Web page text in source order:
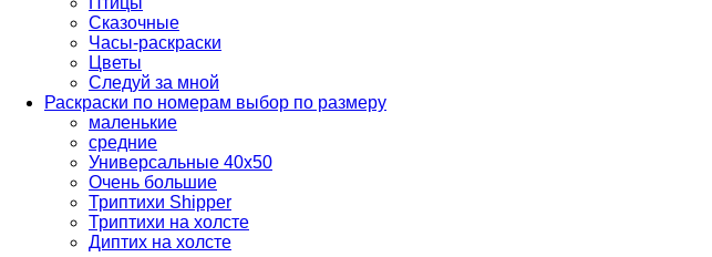
Сказочные
Часы-раскраски
Цветы
Следуй за мной
Раскраски по номерам выбор по размеру
маленькие
средние
Универсальные 40х50
Очень большие
Триптихи Shipper
Триптихи на холсте
Диптих на холсте